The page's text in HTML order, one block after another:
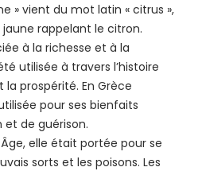
» vient du mot latin « citrus »,
rappelant le citron.
à la richesse et à la
utilisée à travers l’histoire
prospérité. En Grèce
pour ses bienfaits
de guérison.
elle était portée pour se
sorts et les poisons. Les